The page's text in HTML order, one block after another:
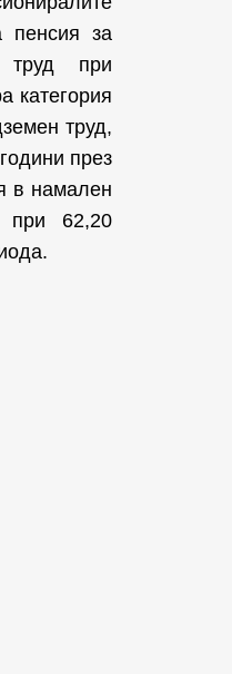
пенсия за
при
категория
труд,
през
в намален
при 62,20